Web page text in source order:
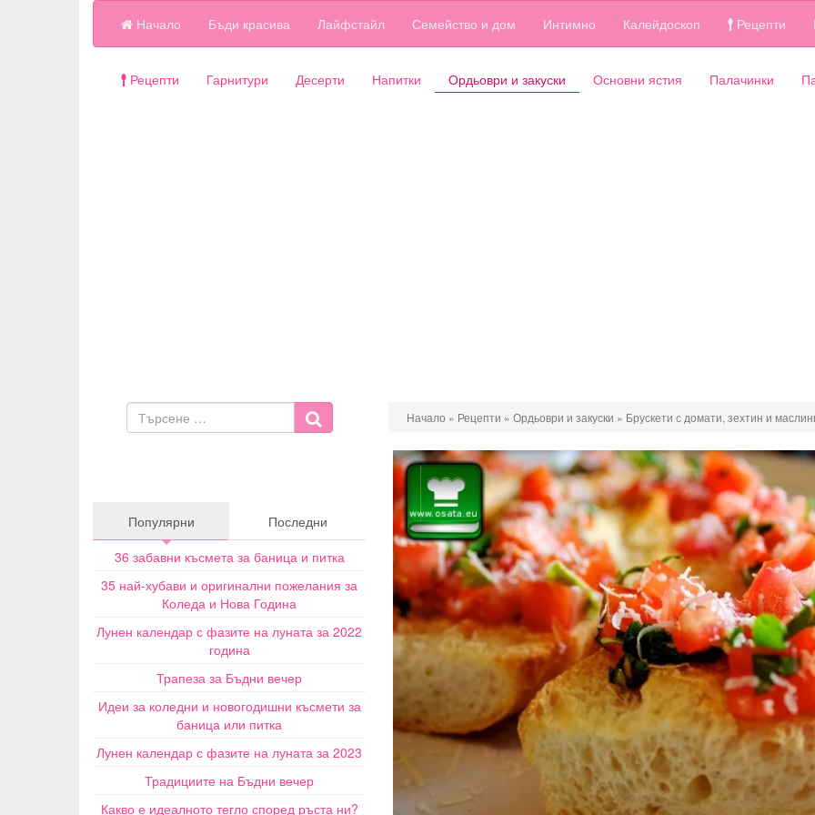
Начало Бъди красива Лайфстайл Семейство и дом Интимно Калейдоскоп Рецепти
Рецепти Гарнитури Десерти Напитки Ордьоври и закуски Основни ястия Палачинки
Начало » Рецепти » Ордьоври и закуски » Брускети с домати, зехтин и
Популярни
Последни
36 забавни късмета за баница и питка
35 най-хубави и оригинални пожелания за
Коледа и Нова Година
Лунен календар с фазите на луната за 2022
година
Трапеза за Бъдни вечер
Идеи за коледни и новогодишни късмети за
баница или питка
Лунен календар с фазите на луната за 2023
Традициите на Бъдни вечер
Какво е идеалното тегло според ръста ни?